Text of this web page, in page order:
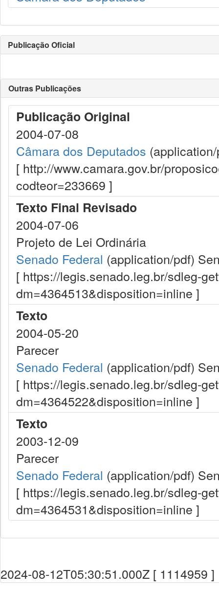
Publicação Oficial
Outras Publicações
Publicação Original
2004-07-08
Câmara dos Deputados
[ http://www.camara.gov.br/
codteor=233669 ]
Texto Final Revisado
2004-07-06
Projeto de Lei Ordinária
Senado Federal (application/pdf)
[ https://legis.senado.leg.br/sdleg-
dm=4364513&disposition=inline ]
Texto
2004-05-20
Parecer
Senado Federal (application/pdf)
[ https://legis.senado.leg.br/sdleg-
dm=4364522&disposition=inline ]
Texto
2003-12-09
Parecer
Senado Federal (application/pdf)
[ https://legis.senado.leg.br/sdleg-
dm=4364531&disposition=inline ]
2024-08-12T05:30:51.000Z [ 1114959 ]